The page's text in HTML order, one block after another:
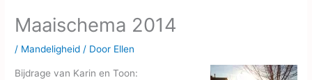
Maaischema 2014
/ Mandeligheid / Door Ellen
Bijdrage van Karin en Toon: